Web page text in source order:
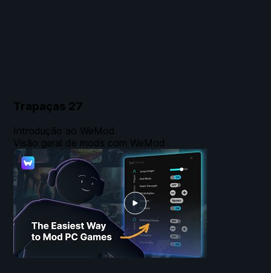
Trapaças 27
Introdução ao WeMod
Visão geral de mods com WeMod